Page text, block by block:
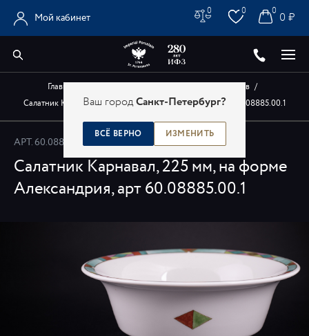
Ваш городСанкт-Петербург?
ВСЁ ВЕРНО ИЗМЕНИТЬ
Мой кабинет
0 0 0 ₽
0
Главная Авторские изделия художников /
Салатник Карнавал, 225 мм, на форме Александрия, арт 60.08885.00.1
АРТ.60.08885.00.1
Салатник Карнавал, 225 мм, на форме
Александрия, арт 60.08885.00.1